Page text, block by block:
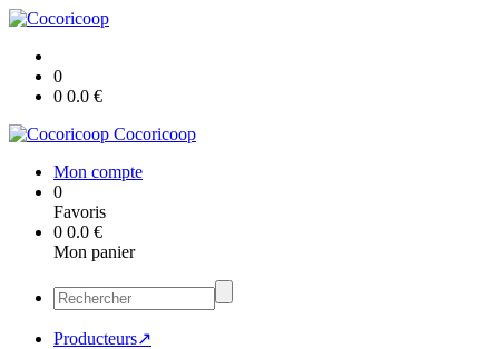
0
0 0.0 €
Cocoricoop
Mon compte
0
Favoris
0 0.0 €
Mon panier
Producteurs↗